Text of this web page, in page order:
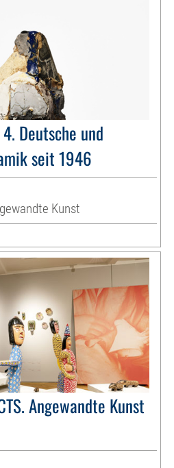
4. Deutsche und
seit 1946
Kunst
Angewandte Kunst